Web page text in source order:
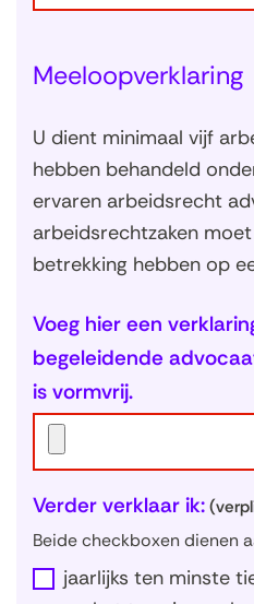
Meeloopverklaring
U dient minimaal vijf
hebben behandeld
ervaren arbeidsrecht
arbeidsrechtzaken
betrekking hebben op
Voeg hier een
begeleidende
is vormvrij.
Verder verklaar ik:
Beide checkboxen dienen
jaarlijks ten minste